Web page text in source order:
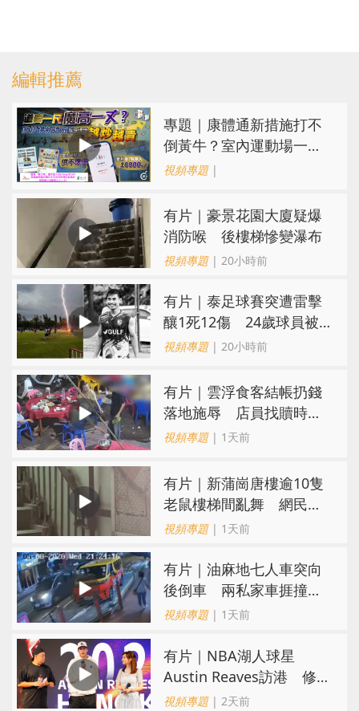
編輯推薦
專題｜康體通新措施打不
倒黃牛？室內運動場一場
難求越炒越貴
視頻專題|
有片｜豪景花園大廈疑爆
消防喉 後樓梯慘變瀑布
視頻專題| 20小時前
有片｜泰足球賽突遭雷擊
釀1死12傷 24歲球員被
閃電劈中亡
視頻專題| 20小時前
​有片｜雲浮食客結帳扔錢
落地施辱 店員找贖時還
施彼身獲老闆肯定
視頻專題| 1天前
有片｜新蒲崗唐樓逾10隻
老鼠樓梯間亂舞 網民嚇
親：每次經過都要好大勇
視頻專題| 1天前
有片｜油麻地七人車突向
後倒車 兩私家車捱撞
司機不顧而去
視頻專題| 1天前
有片｜NBA湖人球星
Austin Reaves訪港 修
頓與青少年交流球技
視頻專題| 2天前